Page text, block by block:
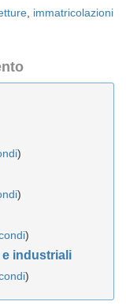
immatricolazioni
)
)
)
industriali
)